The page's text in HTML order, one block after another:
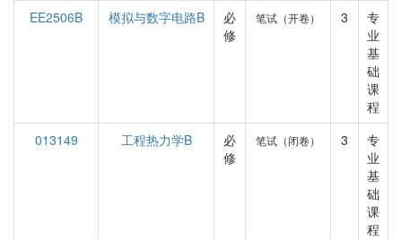
EE2506B 模拟与数字电路B
必
修
笔试（开卷） 3
专
业
基
础
课
程
013149
工程热力学B
必
修
笔试（闭卷） 3
专
业
基
础
课
程